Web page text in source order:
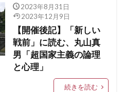
2023年8月31日
2023年12月9日
【開催後記】「新しい
戦前」に読む、丸山真
男「超国家主義の論理
と心理」
続きを読む